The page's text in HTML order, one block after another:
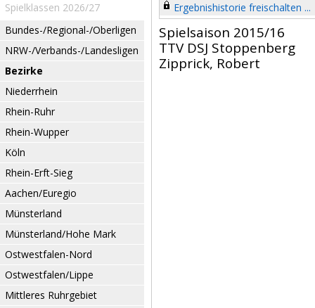
Spielklassen 2026/27
Bundes-/Regional-/Oberligen
NRW-/Verbands-/Landesligen
Bezirke
Niederrhein
Rhein-Ruhr
Rhein-Wupper
Köln
Rhein-Erft-Sieg
Aachen/Euregio
Münsterland
Münsterland/Hohe Mark
Ostwestfalen-Nord
Ostwestfalen/Lippe
Mittleres Ruhrgebiet
Ergebnishistorie freischalten ...
Spielsaison 2015/16
TTV DSJ Stoppenberg
Zipprick, Robert